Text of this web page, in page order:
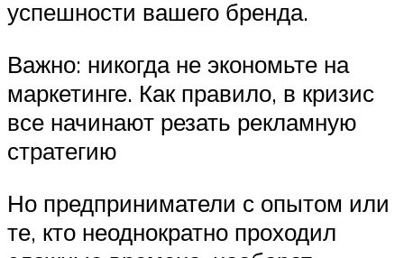
успешности вашего бренда.
Важно: никогда не экономьте на
маркетинге. Как правило, в кризис
все начинают резать рекламную
стратегию
Но предприниматели с опытом или
те, кто неоднократно проходил